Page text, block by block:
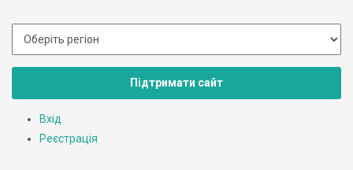
Підтримати сайт
Вхід
Реєстрація